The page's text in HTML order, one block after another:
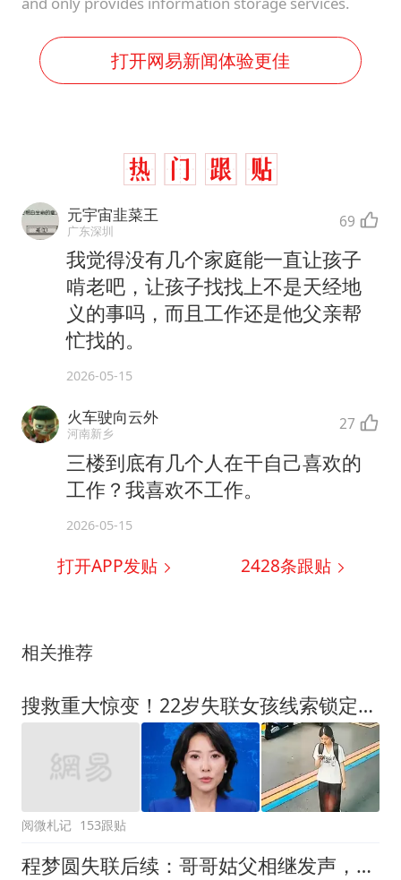
打开网易新闻体验更佳
元宇宙韭菜王
广东深圳 69
我觉得没有几个家庭能一直让孩子
啃老吧，让孩子找找上不是天经地
义的事吗，而且工作还是他父亲帮
忙找的。
2026-05-15
火车驶向云外
河南新乡 27
三楼到底有几个人在干自己喜欢的
工作？我喜欢不工作。
2026-05-15
打开APP发贴 2428条跟贴
相关推荐
搜救重大惊变！22岁失联女孩线索锁定遇害，全程无防护太揪心了
阅微札记 153跟贴
程梦圆失联后续：哥哥姑父相继发声，回来就去教书，称刑警已介入